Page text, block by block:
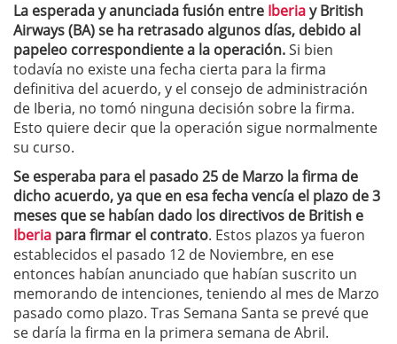
La esperada y anunciada fusión entre Iberiay British
Airways (BA) se ha retrasado algunos días, debido al
papeleo correspondiente a la operación.Si bien
todavía no existe una fecha cierta para la firma
definitiva del acuerdo, y el consejo de administración
de Iberia, no tomó ninguna decisión sobre la firma.
Esto quiere decir que la operación sigue normalmente
su curso.
Se esperaba para el pasado 25 de Marzo la firma de
dicho acuerdo, ya que en esa fecha vencía el plazo de 3
meses que se habían dado los directivos de British e
Iberia para firmar el contrato. Estos plazos ya fueron
establecidos el pasado 12 de Noviembre, en ese
entonces habían anunciado que habían suscrito un
memorando de intenciones, teniendo al mes de Marzo
pasado como plazo. Tras Semana Santa se prevé que
se daría la firma en la primera semana de Abril.